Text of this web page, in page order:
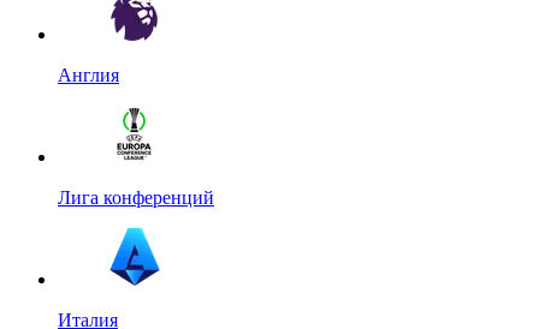
Англия
Лига конференций
Италия